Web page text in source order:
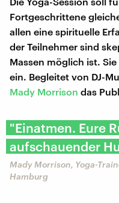
Fortgeschrittene
allen eine spirituelle
der Teilnehmer sind
Massen möglich ist.
ein. Begleitet von DJ-
Mady Morrison das
"Einatmen. Eure
aufschauender
Mady Morrison, Yoga-
Hamburg